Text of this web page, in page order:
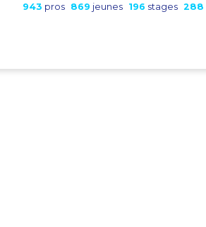
943 pros 869 jeunes 196 stages 288